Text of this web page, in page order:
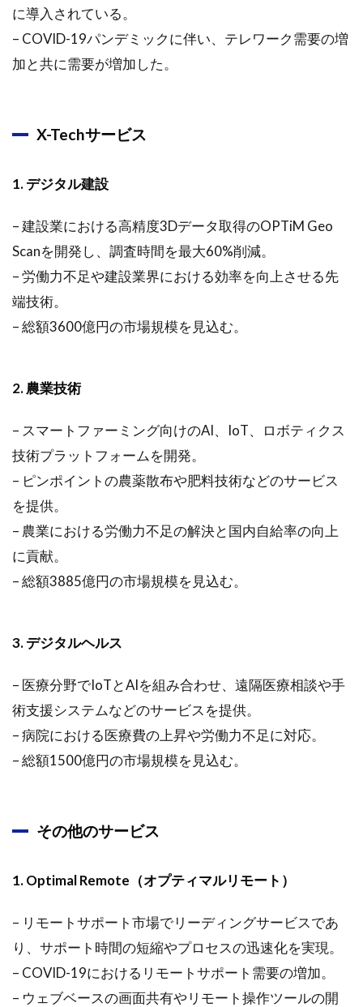
ービス
内容
2.1.3
オプテ
略と財
務状況
今後の
株主還
元策
に導入されている。
– COVID-19パンデミックに伴い、テレワーク需要の増
加と共に需要が増加した。
X-Techサービス
1. デジタル建設
– 建設業における高精度3Dデータ取得のOPTiM Geo
Scanを開発し、調査時間を最大60%削減。
– 労働力不足や建設業界における効率を向上させる先
端技術。
– 総額3600億円の市場規模を見込む。
2. 農業技術
– スマートファーミング向けのAI、IoT、ロボティクス
技術プラットフォームを開発。
– ピンポイントの農薬散布や肥料技術などのサービス
を提供。
– 農業における労働力不足の解決と国内自給率の向上
に貢献。
– 総額3885億円の市場規模を見込む。
3. デジタルヘルス
– 医療分野でIoTとAIを組み合わせ、遠隔医療相談や手
術支援システムなどのサービスを提供。
– 病院における医療費の上昇や労働力不足に対応。
– 総額1500億円の市場規模を見込む。
その他のサービス
1. Optimal Remote（オプティマルリモート）
– リモートサポート市場でリーディングサービスであ
り、サポート時間の短縮やプロセスの迅速化を実現。
– COVID-19におけるリモートサポート需要の増加。
– ウェブベースの画面共有やリモート操作ツールの開